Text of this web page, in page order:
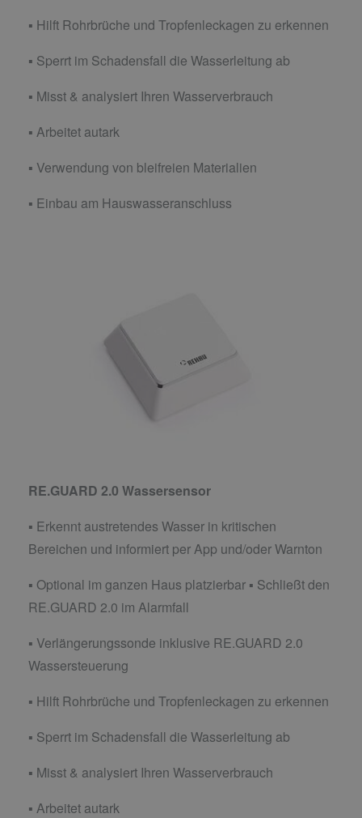
▪ Hilft Rohrbrüche und Tropfenleckagen zu erkennen
▪ Sperrt im Schadensfall die Wasserleitung ab
▪ Misst & analysiert Ihren Wasserverbrauch
▪ Arbeitet autark
▪ Verwendung von bleifreien Materialien
▪ Einbau am Hauswasseranschluss
RE.GUARD 2.0 Wassersensor
▪ Erkennt austretendes Wasser in kritischen
Bereichen und informiert per App und/oder Warnton
▪ Optional im ganzen Haus platzierbar ▪ Schließt den
RE.GUARD 2.0 im Alarmfall
▪ Verlängerungssonde inklusive RE.GUARD 2.0
Wassersteuerung
▪ Hilft Rohrbrüche und Tropfenleckagen zu erkennen
▪ Sperrt im Schadensfall die Wasserleitung ab
▪ Misst & analysiert Ihren Wasserverbrauch
▪ Arbeitet autark